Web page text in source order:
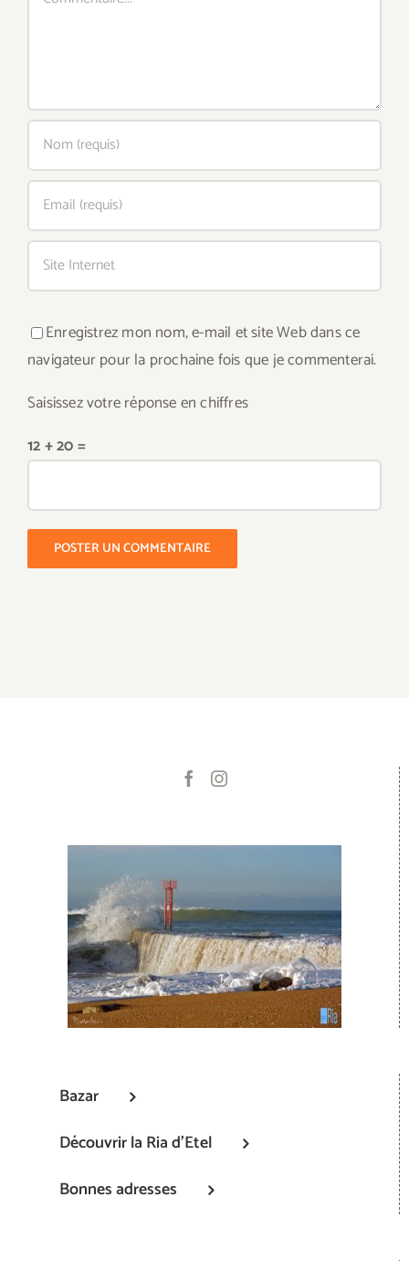
Enregistrez mon nom, e-mail et site Web dans ce
navigateur pour la prochaine fois que je commenterai.
Saisissez votre réponse en chiffres
12 + 20 =
Bazar
Découvrir la Ria d’Etel
Bonnes adresses